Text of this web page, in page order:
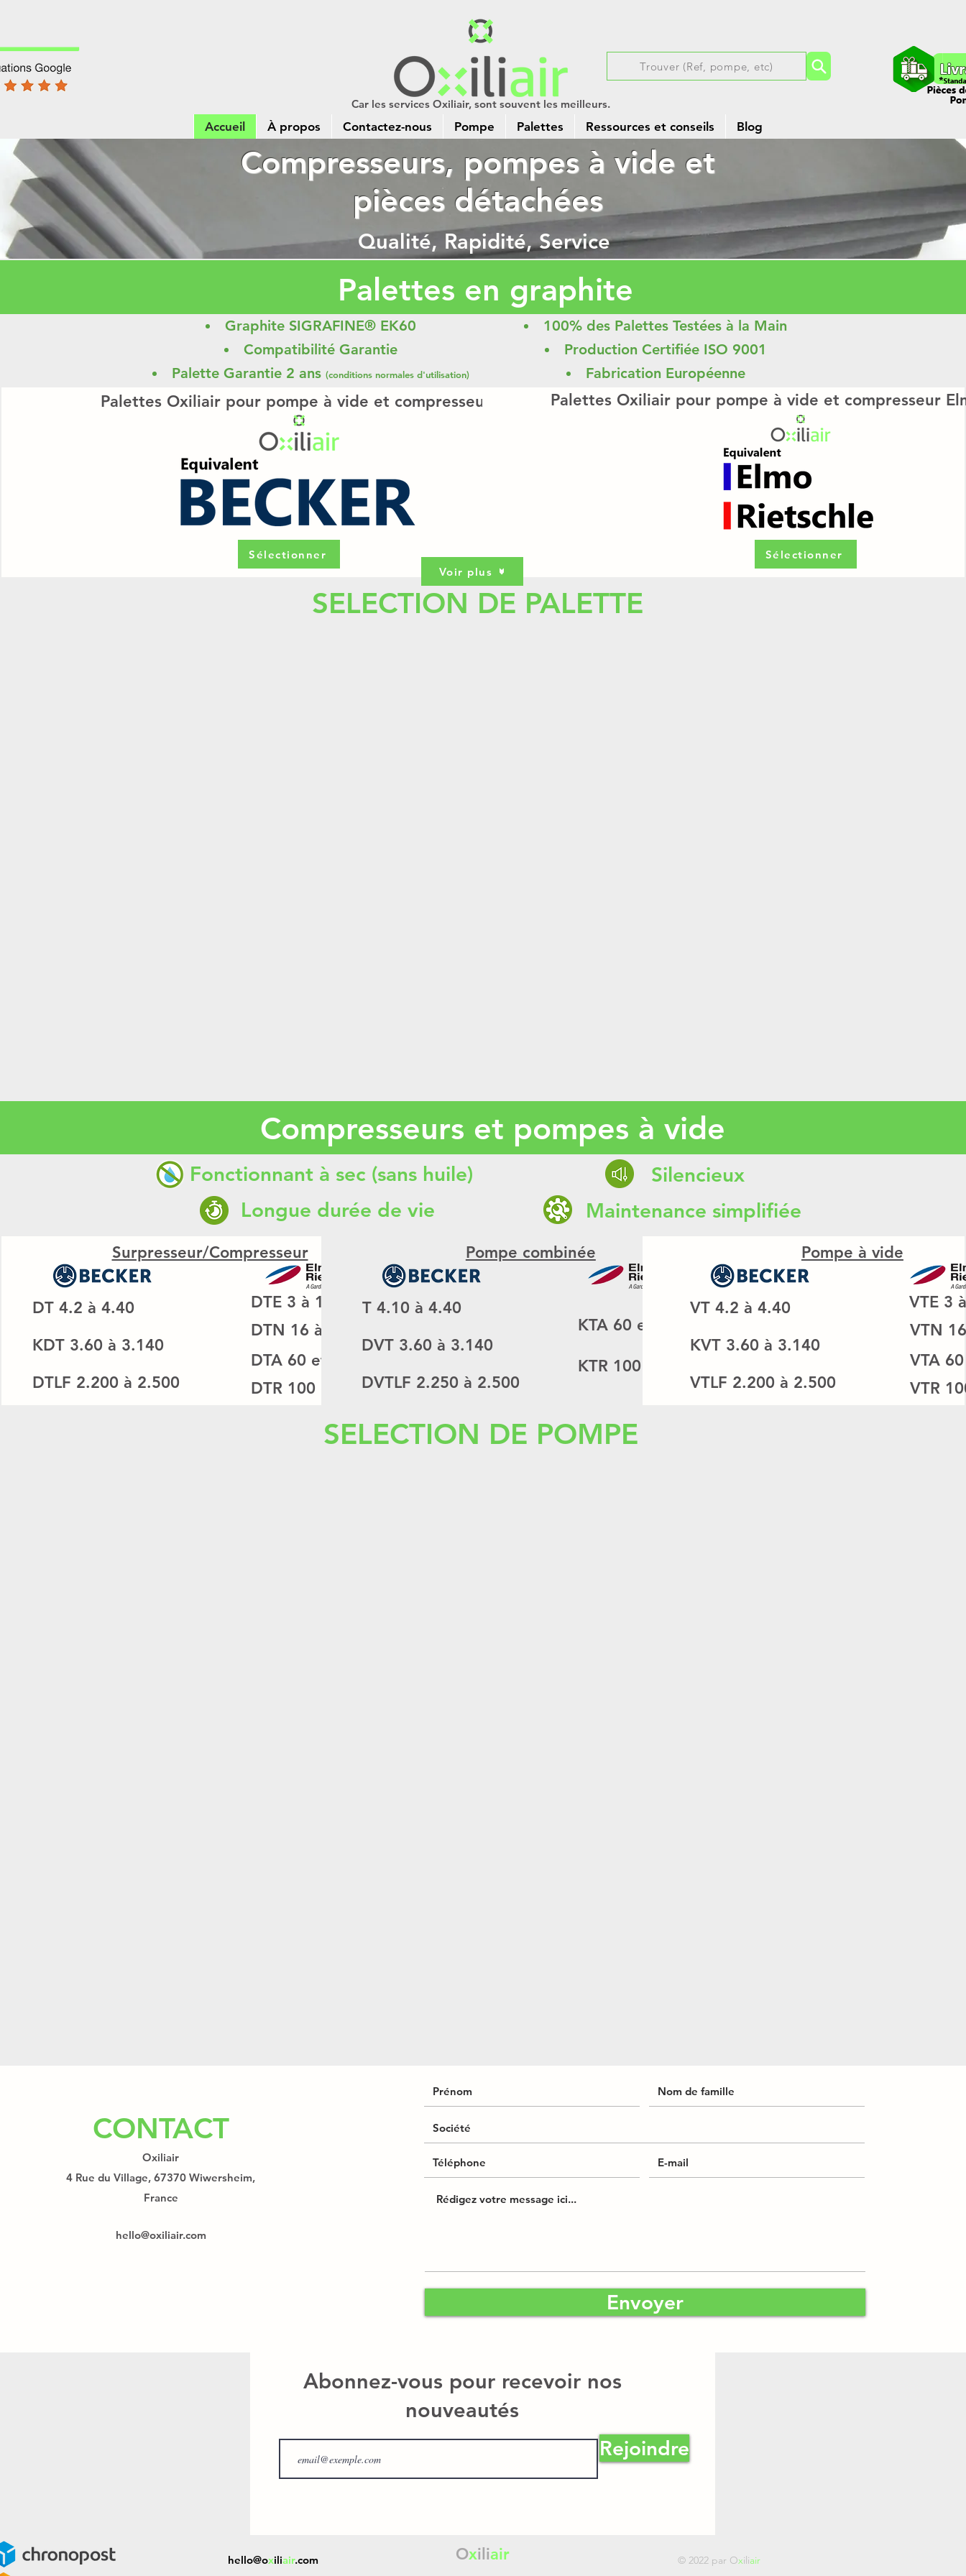
Trouver (Ref, pompe, etc)
Car les services Oxiliair, sont souvent les meilleurs.
Accueil À propos Contactez-nous Pompe Palettes Ressources et conseils Blog
Compresseurs, pompes à vide et
pièces détachées
Qualité, Rapidité, Service
Palettes en graphite
Graphite SIGRAFINE® EK60
Compatibilité Garantie
Palette Garantie 2 ans (conditions normales d'utilisation)
100% des Palettes Testées à la Main
Production Certifiée ISO 9001
Fabrication Européenne
Palettes Oxiliair pour pompe à vide et compresseur Becker
Sélectionner
Palettes Oxiliair pour pompe à vide et compresseur
Sélectionner
Voir plus
SELECTION DE PALETTE
Compresseurs et pompes à vide
Fonctionnant à sec (sans huile)
Longue durée de vie
Silencieux
Maintenance simplifiée
Surpresseur/Compresseur
DT 4.2 à 4.40
KDT 3.60 à 3.140
DTLF 2.200 à 2.500
DTE 3 à 10
DTN 16 à 41
DTA 60 et 80
DTR 100 et 140
Pompe combinée
T 4.10 à 4.40
DVT 3.60 à 3.140
DVTLF 2.250 à 2.500
KTA 60 et 80
KTR 100 et 140
Pompe à vide
VT4.2 à 4.40
KVT 3.60 à 3.140
VTLF 2.200 à 2.500
VTE 3
VTN
VTA
VTR
SELECTION DE POMPE
CONTACT
Oxiliair
4 Rue du Village, 67370 Wiwersheim,
France
hello@oxiliair.com
Envoyer
Abonnez-vous pour recevoir nos
nouveautés
Rejoindre
hello@oxiliair.com Oxiliair © 2022 par Oxiliair